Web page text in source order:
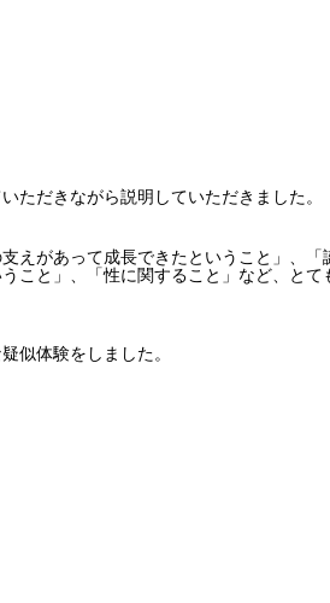
ただきながら説明していただきました。
えがあって成長できたということ」、「
こと」、「性に関すること」など、とて
似体験をしました。